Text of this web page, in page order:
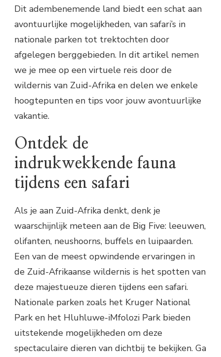
Dit adembenemende land biedt een schat aan
avontuurlijke mogelijkheden, van safari’s in
nationale parken tot trektochten door
afgelegen berggebieden. In dit artikel nemen
we je mee op een virtuele reis door de
wildernis van Zuid-Afrika en delen we enkele
hoogtepunten en tips voor jouw avontuurlijke
vakantie.
Ontdek de
indrukwekkende fauna
tijdens een safari
Als je aan Zuid-Afrika denkt, denk je
waarschijnlijk meteen aan de Big Five: leeuwen,
olifanten, neushoorns, buffels en luipaarden.
Een van de meest opwindende ervaringen in
de Zuid-Afrikaanse wildernis is het spotten van
deze majestueuze dieren tijdens een safari.
Nationale parken zoals het Kruger National
Park en het Hluhluwe-iMfolozi Park bieden
uitstekende mogelijkheden om deze
spectaculaire dieren van dichtbij te bekijken. Ga